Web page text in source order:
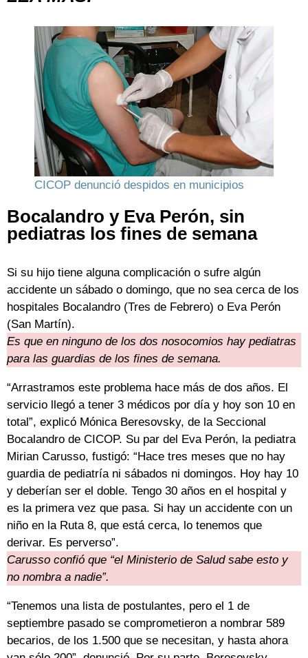
CICOP denunció despidos en municipios
Bocalandro y Eva Perón, sin
pediatras los fines de semana
Si su hijo tiene alguna complicación o sufre algún
accidente un sábado o domingo, que no sea cerca de los
hospitales Bocalandro (Tres de Febrero) o Eva Perón
(San Martín).
Es que en ninguno de los dos nosocomios hay pediatras
para las guardias de los fines de semana.
“Arrastramos este problema hace más de dos años. El
servicio llegó a tener 3 médicos por día y hoy son 10 en
total”, explicó Mónica Beresovsky, de la Seccional
Bocalandro de CICOP. Su par del Eva Perón, la pediatra
Mirian Carusso, fustigó: “Hace tres meses que no hay
guardia de pediatría ni sábados ni domingos. Hoy hay 10
y deberían ser el doble. Tengo 30 años en el hospital y
es la primera vez que pasa. Si hay un accidente con un
niño en la Ruta 8, que está cerca, lo tenemos que
derivar. Es perverso”.
Carusso confió que “el Ministerio de Salud sabe esto y
no nombra a nadie”.
“Tenemos una lista de postulantes, pero el 1 de
septiembre pasado se comprometieron a nombrar 589
becarios, de los 1.500 que se necesitan, y hasta ahora